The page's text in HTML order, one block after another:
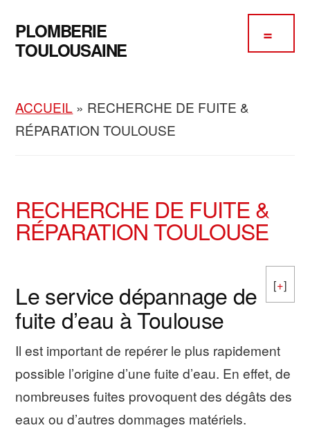
contenu
principal
barre
footer
Additional
menu
PLOMBERIE
TOULOUSAINE
Climatisation
ACCUEIL » RECHERCHE DE FUITE &
RÉPARATION TOULOUSE
RECHERCHE DE FUITE &
RÉPARATION TOULOUSE
[+]
Le service dépannage de
fuite d’eau à Toulouse
Il est important de repérer le plus rapidement
possible l’origine d’une fuite d’eau. En effet, de
nombreuses fuites provoquent des dégâts des
eaux ou d’autres dommages matériels.